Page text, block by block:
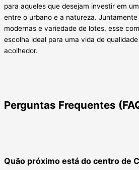
para aqueles que desejam investir em
entre o urbano e a natureza.
modernas e variedade de lotes, esse
escolha ideal para uma vida de
acolhedor.
Perguntas Frequentes
Quão próximo está do centro de